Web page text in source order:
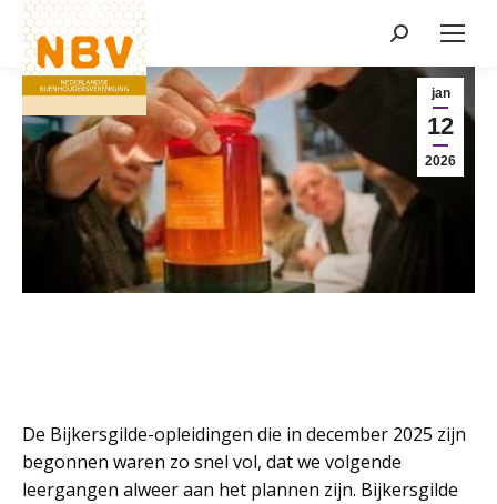
Zoeken:
jan
12
2026
Nieuws
De Bijkersgilde-opleidingen die in december 2025 zijn
begonnen waren zo snel vol, dat we volgende
leergangen alweer aan het plannen zijn. Bijkersgilde